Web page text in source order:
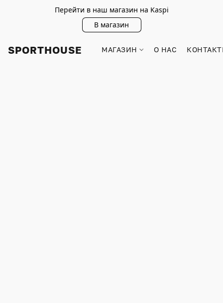
Перейти в наш магазин на Kaspi
В магазин
SPORTHOUSE МАГАЗИН О НАС